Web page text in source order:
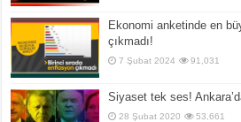
Ekonomi anketinde en
çıkmadı!
7 Şubat 2024 91,031
Siyaset tek ses!
28 Şubat 2020 53,661